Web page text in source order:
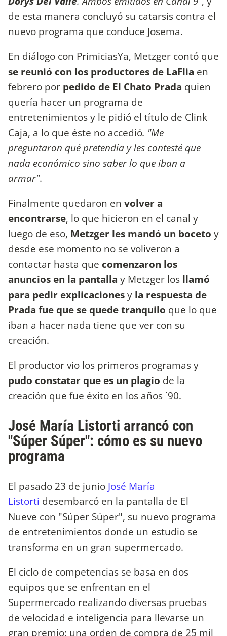
de esta manera concluyó su catarsis contra el
nuevo programa que conduce Josema.
En diálogo con PrimiciasYa, Metzger contó que
se reunió con los productores de LaFlia en
febrero por pedido de El Chato Prada quien
quería hacer un programa de
entretenimientos y le pidió el título de Clink
Caja, a lo que éste no accedió. "Me
preguntaron qué pretendía y les contesté que
nada económico sino saber lo que iban a
armar".
Finalmente quedaron en volver a
encontrarse, lo que hicieron en el canal y
luego de eso, Metzger les mandó un boceto y
desde ese momento no se voliveron a
contactar hasta que comenzaron los
anuncios en la pantalla y Metzger los llamó
para pedir explicacionesy la respuesta de
Prada fue que se quede tranquilo que lo que
iban a hacer nada tiene que ver con su
creación.
El productor vio los primeros programas y
pudo constatar que es un plagio de la
creación que fue éxito en los años ´90.
José María Listorti arrancó con
"Súper Súper": cómo es su nuevo
programa
El pasado 23 de junio José María
Listorti desembarcó en la pantalla de El
Nueve con "Súper Súper", su nuevo programa
de entretenimientos donde un estudio se
transforma en un gran supermercado.
El ciclo de competencias se basa en dos
equipos que se enfrentan en el
Supermercado realizando diversas pruebas
de velocidad e inteligencia para llevarse un
gran premio: una orden de compra de 25 mil